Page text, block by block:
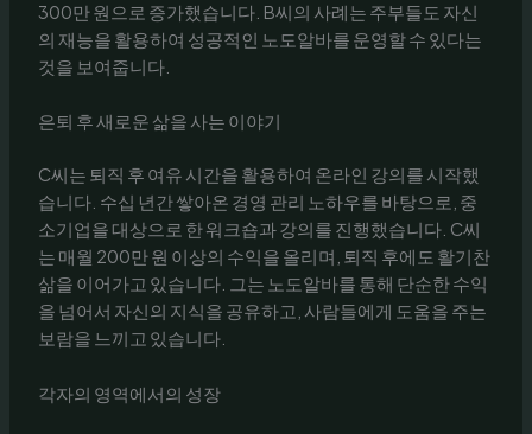
300만 원으로 증가했습니다. B씨의 사례는 주부들도 자신
의 재능을 활용하여 성공적인 노도알바를 운영할 수 있다는
것을 보여줍니다.
은퇴 후 새로운 삶을 사는 이야기
C씨는 퇴직 후 여유 시간을 활용하여 온라인 강의를 시작했
습니다. 수십 년간 쌓아온 경영 관리 노하우를 바탕으로, 중
소기업을 대상으로 한 워크숍과 강의를 진행했습니다. C씨
는 매월 200만 원 이상의 수익을 올리며, 퇴직 후에도 활기찬
삶을 이어가고 있습니다. 그는 노도알바를 통해 단순한 수익
을 넘어서 자신의 지식을 공유하고, 사람들에게 도움을 주는
보람을 느끼고 있습니다.
각자의 영역에서의 성장